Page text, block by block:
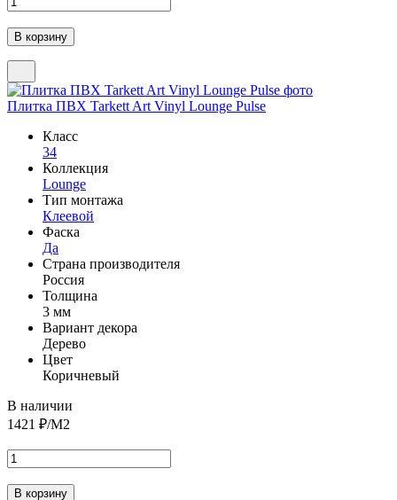
Плитка ПВХ Tarkett Art Vinyl Lounge Pulse
Класс
34
Коллекция
Lounge
Тип монтажа
Клеевой
Фаска
Да
Страна производителя
Россия
Толщина
3 мм
Вариант декора
Дерево
Цвет
Коричневый
В наличии
1421 ₽/М2